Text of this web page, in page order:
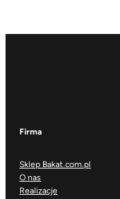
Firma
Sklep Bakat.com.pl
O nas
Realizacje